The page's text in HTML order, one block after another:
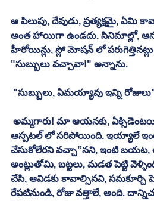
ఆ పిలుపు, దేవుడు, ప్రత్యక్షమై, ఏమి
అంత హాయిగా ఉండదు. సినిమాల్లో,
హీరోయిన్లు, స్లో మోషన్ లో పరుగెత్తినట్లు,
"సుబ్బులు వచ్చావా!" అన్నాను.
"సుబ్బులు, ఏమయ్యావు ఇన్ని
ఆస్పటల్ లో సరిపోయింది. ఇయ్యాలే
చేసుకోలేరని వచ్చా”నని, ఇంటి బయట,
అంట్లుతోమి, బట్టలు, మడత పెట్టి
చేసి, ఆవిడకు కావాల్సినవి, సమకూర్చి
రేపటినుండి, రోజు వత్తాలే, అంది.